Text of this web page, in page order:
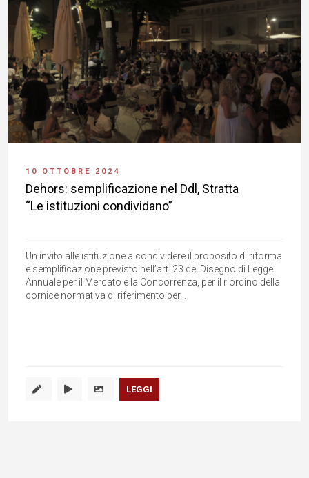
10 OTTOBRE 2024
Dehors: semplificazione nel Ddl, Stratta
“Le istituzioni condividano”
Un invito alle istituzione a condividere il proposito di riforma
e semplificazione previsto nell’art. 23 del Disegno di Legge
Annuale per il Mercato e la Concorrenza, per il riordino della
cornice normativa di riferimento per...
LEGGI